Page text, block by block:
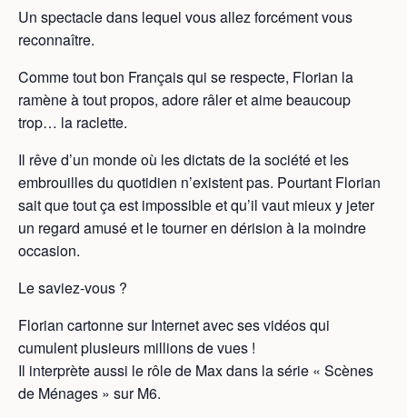
Un spectacle dans lequel vous allez forcément vous
reconnaître.
Comme tout bon Français qui se respecte, Florian la
ramène à tout propos, adore râler et aime beaucoup
trop… la raclette.
Il rêve d’un monde où les dictats de la société et les
embrouilles du quotidien n’existent pas. Pourtant Florian
sait que tout ça est impossible et qu’il vaut mieux y jeter
un regard amusé et le tourner en dérision à la moindre
occasion.
Le saviez-vous ?
Florian cartonne sur Internet avec ses vidéos qui
cumulent plusieurs millions de vues !
Il interprète aussi le rôle de Max dans la série « Scènes
de Ménages » sur M6.